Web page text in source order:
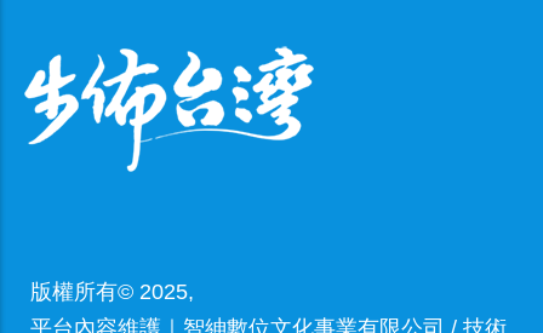
版權所有© 2025,
平台內容維護｜智紳數位文化事業有限公司 / 技術